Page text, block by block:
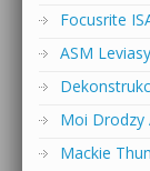
Focusrite
ASM
Moi Drodzy
Mackie